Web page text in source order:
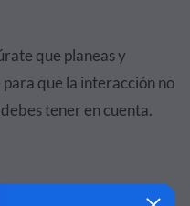
que planeas y
que la interacción no
tener en cuenta.